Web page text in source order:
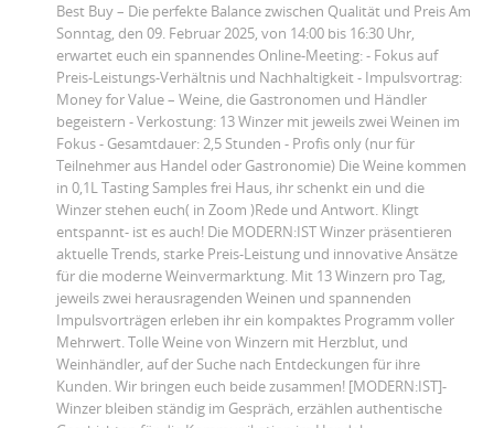
Best Buy – Die perfekte Balance zwischen Qualität und Preis Am
Sonntag, den 09. Februar 2025, von 14:00 bis 16:30 Uhr,
erwartet euch ein spannendes Online-Meeting: - Fokus auf
Preis-Leistungs-Verhältnis und Nachhaltigkeit - Impulsvortrag:
Money for Value – Weine, die Gastronomen und Händler
begeistern - Verkostung: 13 Winzer mit jeweils zwei Weinen im
Fokus - Gesamtdauer: 2,5 Stunden - Profis only (nur für
Teilnehmer aus Handel oder Gastronomie) Die Weine kommen
in 0,1L Tasting Samples frei Haus, ihr schenkt ein und die
Winzer stehen euch( in Zoom )Rede und Antwort. Klingt
entspannt- ist es auch! Die MODERN:IST Winzer präsentieren
aktuelle Trends, starke Preis-Leistung und innovative Ansätze
für die moderne Weinvermarktung. Mit 13 Winzern pro Tag,
jeweils zwei herausragenden Weinen und spannenden
Impulsvorträgen erleben ihr ein kompaktes Programm voller
Mehrwert. Tolle Weine von Winzern mit Herzblut, und
Weinhändler, auf der Suche nach Entdeckungen für ihre
Kunden. Wir bringen euch beide zusammen! [MODERN:IST]-
Winzer bleiben ständig im Gespräch, erzählen authentische